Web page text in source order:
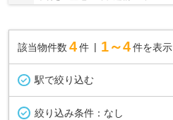
該当物件数 4件 1～4 件を表示
駅で絞り込む
絞り込み条件： なし